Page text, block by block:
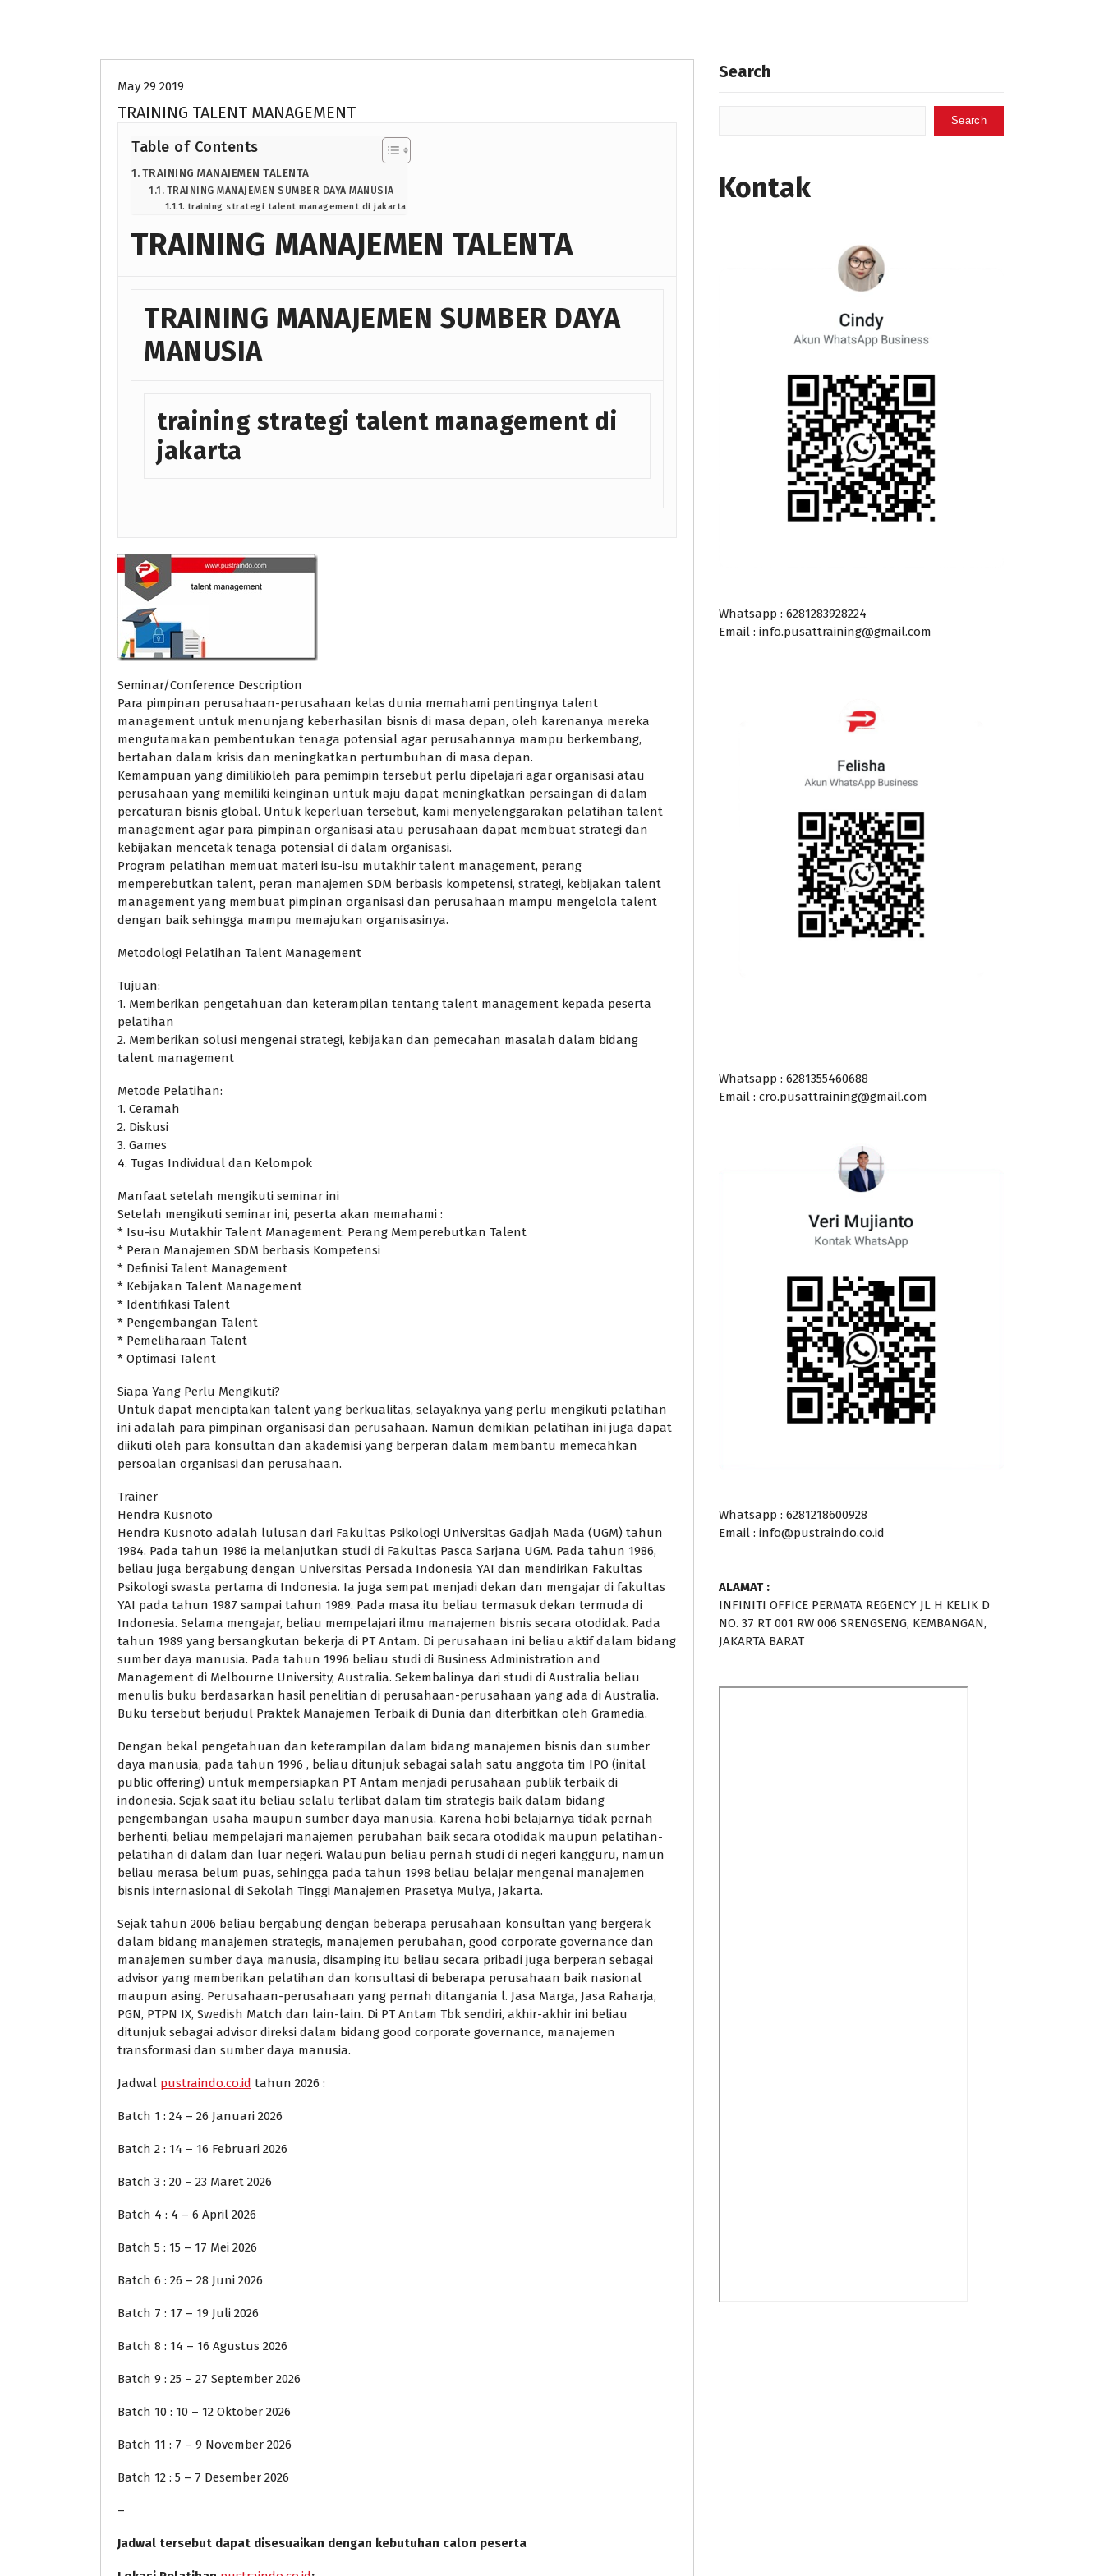
May 29 2019
TRAINING TALENT MANAGEMENT
Table of Contents
TRAINING MANAJEMEN TALENTA
TRAINING MANAJEMEN SUMBER DAYA MANUSIA
training strategi talent management di jakarta
TRAINING MANAJEMEN TALENTA
TRAINING MANAJEMEN SUMBER DAYA
MANUSIA
training strategi talent management di
jakarta
Seminar/Conference Description
Para pimpinan perusahaan-perusahaan kelas dunia memahami pentingnya talent
management untuk menunjang keberhasilan bisnis di masa depan, oleh karenanya mereka
mengutamakan pembentukan tenaga potensial agar perusahannya mampu berkembang,
bertahan dalam krisis dan meningkatkan pertumbuhan di masa depan.
Kemampuan yang dimilikioleh para pemimpin tersebut perlu dipelajari agar organisasi atau
perusahaan yang memiliki keinginan untuk maju dapat meningkatkan persaingan di dalam
percaturan bisnis global. Untuk keperluan tersebut, kami menyelenggarakan pelatihan talent
management agar para pimpinan organisasi atau perusahaan dapat membuat strategi dan
kebijakan mencetak tenaga potensial di dalam organisasi.
Program pelatihan memuat materi isu-isu mutakhir talent management, perang
memperebutkan talent, peran manajemen SDM berbasis kompetensi, strategi, kebijakan talent
management yang membuat pimpinan organisasi dan perusahaan mampu mengelola talent
dengan baik sehingga mampu memajukan organisasinya.
Metodologi Pelatihan Talent Management
Tujuan:
1. Memberikan pengetahuan dan keterampilan tentang talent management kepada peserta
pelatihan
2. Memberikan solusi mengenai strategi, kebijakan dan pemecahan masalah dalam bidang
talent management
Metode Pelatihan:
1. Ceramah
2. Diskusi
3. Games
4. Tugas Individual dan Kelompok
Manfaat setelah mengikuti seminar ini
Setelah mengikuti seminar ini, peserta akan memahami :
* Isu-isu Mutakhir Talent Management: Perang Memperebutkan Talent
* Peran Manajemen SDM berbasis Kompetensi
* Definisi Talent Management
* Kebijakan Talent Management
* Identifikasi Talent
* Pengembangan Talent
* Pemeliharaan Talent
* Optimasi Talent
Siapa Yang Perlu Mengikuti?
Untuk dapat menciptakan talent yang berkualitas, selayaknya yang perlu mengikuti pelatihan
ini adalah para pimpinan organisasi dan perusahaan. Namun demikian pelatihan ini juga dapat
diikuti oleh para konsultan dan akademisi yang berperan dalam membantu memecahkan
persoalan organisasi dan perusahaan.
Trainer
Hendra Kusnoto
Hendra Kusnoto adalah lulusan dari Fakultas Psikologi Universitas Gadjah Mada (UGM) tahun
1984. Pada tahun 1986 ia melanjutkan studi di Fakultas Pasca Sarjana UGM. Pada tahun 1986,
beliau juga bergabung dengan Universitas Persada Indonesia YAI dan mendirikan Fakultas
Psikologi swasta pertama di Indonesia. Ia juga sempat menjadi dekan dan mengajar di fakultas
YAI pada tahun 1987 sampai tahun 1989. Pada masa itu beliau termasuk dekan termuda di
Indonesia. Selama mengajar, beliau mempelajari ilmu manajemen bisnis secara otodidak. Pada
tahun 1989 yang bersangkutan bekerja di PT Antam. Di perusahaan ini beliau aktif dalam bidang
sumber daya manusia. Pada tahun 1996 beliau studi di Business Administration and
Management di Melbourne University, Australia. Sekembalinya dari studi di Australia beliau
menulis buku berdasarkan hasil penelitian di perusahaan-perusahaan yang ada di Australia.
Buku tersebut berjudul Praktek Manajemen Terbaik di Dunia dan diterbitkan oleh Gramedia.
Dengan bekal pengetahuan dan keterampilan dalam bidang manajemen bisnis dan sumber
daya manusia, pada tahun 1996 , beliau ditunjuk sebagai salah satu anggota tim IPO (inital
public offering) untuk mempersiapkan PT Antam menjadi perusahaan publik terbaik di
indonesia. Sejak saat itu beliau selalu terlibat dalam tim strategis baik dalam bidang
pengembangan usaha maupun sumber daya manusia. Karena hobi belajarnya tidak pernah
berhenti, beliau mempelajari manajemen perubahan baik secara otodidak maupun pelatihan-
pelatihan di dalam dan luar negeri. Walaupun beliau pernah studi di negeri kangguru, namun
beliau merasa belum puas, sehingga pada tahun 1998 beliau belajar mengenai manajemen
bisnis internasional di Sekolah Tinggi Manajemen Prasetya Mulya, Jakarta.
Sejak tahun 2006 beliau bergabung dengan beberapa perusahaan konsultan yang bergerak
dalam bidang manajemen strategis, manajemen perubahan, good corporate governance dan
manajemen sumber daya manusia, disamping itu beliau secara pribadi juga berperan sebagai
advisor yang memberikan pelatihan dan konsultasi di beberapa perusahaan baik nasional
maupun asing. Perusahaan-perusahaan yang pernah ditangania l. Jasa Marga, Jasa Raharja,
PGN, PTPN IX, Swedish Match dan lain-lain. Di PT Antam Tbk sendiri, akhir-akhir ini beliau
ditunjuk sebagai advisor direksi dalam bidang good corporate governance, manajemen
transformasi dan sumber daya manusia.
Jadwal pustraindo.co.id tahun 2026 :
Batch 1 : 24 – 26 Januari 2026
Batch 2 : 14 – 16 Februari 2026
Batch 3 : 20 – 23 Maret 2026
Batch 4 : 4 – 6 April 2026
Batch 5 : 15 – 17 Mei 2026
Batch 6 : 26 – 28 Juni 2026
Batch 7 : 17 – 19 Juli 2026
Batch 8 : 14 – 16 Agustus 2026
Batch 9 : 25 – 27 September 2026
Batch 10 : 10 – 12 Oktober 2026
Batch 11 : 7 – 9 November 2026
Batch 12 : 5 – 7 Desember 2026
–
Jadwal tersebut dapat disesuaikan dengan kebutuhan calon peserta
Search
Search
Kontak
Whatsapp : 6281283928224
Email : info.pusattraining@gmail.com
Whatsapp : 6281355460688
Email : cro.pusattraining@gmail.com
Whatsapp : 6281218600928
Email : info@pustraindo.co.id
ALAMAT :
INFINITI OFFICE PERMATA REGENCY JL H KELIK D
NO. 37 RT 001 RW 006 SRENGSENG, KEMBANGAN,
JAKARTA BARAT